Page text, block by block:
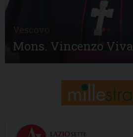
Vescovo
Mons. Vincenzo Viva